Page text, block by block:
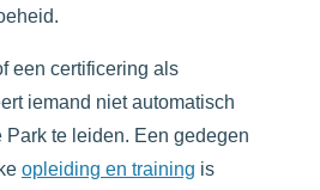
een certificering als
iemand niet automatisch
Park te leiden. Een gedegen
opleiding en training is